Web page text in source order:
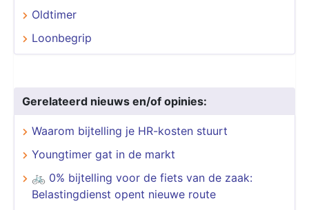
Oldtimer
Loonbegrip
Gerelateerd nieuws en/of opinies:
​​​​​​​Waarom bijtelling je HR-kosten stuurt
Youngtimer gat in de markt
🚲 0% bijtelling voor de fiets van de zaak:
Belastingdienst opent nieuwe route